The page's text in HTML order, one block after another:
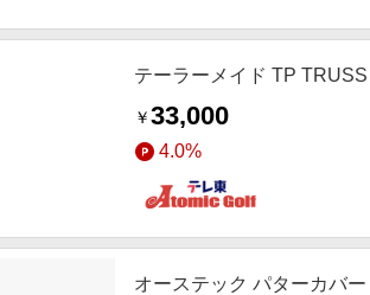
テーラーメイド TP
￥33,000
4.0%
オーステック パターカバ